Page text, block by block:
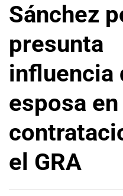
Sánchez
presunta
influencia
esposa en
el GRA